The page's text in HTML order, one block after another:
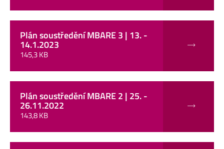
Plán soustředění MBARE 3 | 13. -
14.1.2023
145,3 KB
Plán soustředění MBARE 2 | 25. -
26.11.2022
143,8 KB